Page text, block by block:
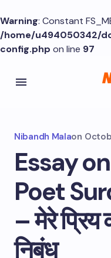
Warning: Constant
/home/u494050342/
config.php on line 97
Nibandh Malaon
Essay
Poet
– मेरे प्रिय
निबंध